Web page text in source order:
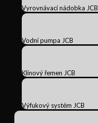
Vyrovnávací nádobka JCB
Vodní pumpa JCB
Klínový řemen JCB
Výfukový systém JCB